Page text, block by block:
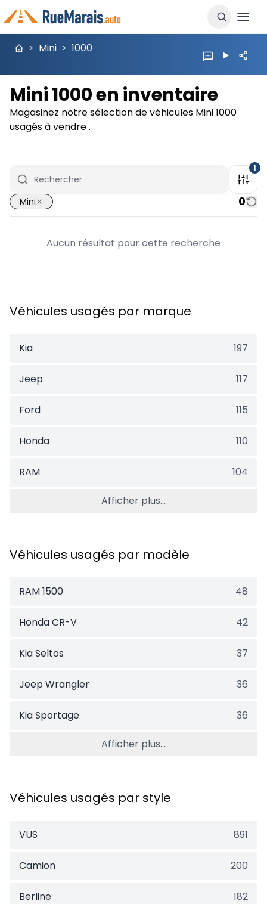
> Mini > 1000
Mini 1000 en inventaire
Magasinez notre sélection de véhicules Mini 1000
usagés à vendre .
1
Mini 0
Aucun résultat pour cette recherche
Véhicules usagés par marque
Kia 197
Jeep 117
Ford 115
Honda 110
RAM 104
Afficher plus...
Véhicules usagés par modèle
RAM 1500 48
Honda CR-V 42
Kia Seltos 37
Jeep Wrangler 36
Kia Sportage 36
Afficher plus...
Véhicules usagés par style
VUS 891
Camion 200
Berline 182